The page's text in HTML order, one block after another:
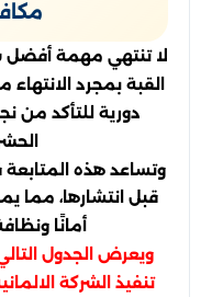
لا تنتهي مهمة
القبة بمجرد
دورية للتأكد من
وتساعد هذه
قبل انتشارها، مما
أمانًا
ويعرض الجدول
تنفيذ الشركة